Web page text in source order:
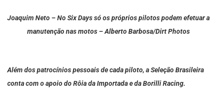
Joaquim Neto – No Six Days só os próprios pilotos podem efetuar a
manutenção nas motos – Alberto Barbosa/Dirt Photos
Além dos patrocínios pessoais de cada piloto, a Seleção Brasileira
conta com o apoio do Rôia da Importada e da Borilli Racing.